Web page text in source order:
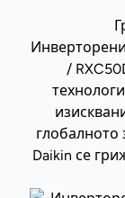
/
глобалното
Daikin се